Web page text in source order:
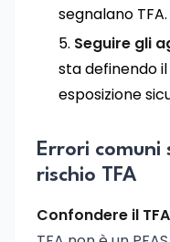
segnalano TFA.
Seguire gli
sta definendo
esposizione
Errori comuni
rischio TFA
Confondere il